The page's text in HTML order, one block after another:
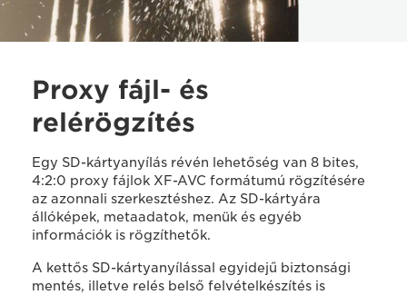
Proxy fájl- és
relérögzítés
Egy SD-kártyanyílás révén lehetőség van 8 bites,
4:2:0 proxy fájlok XF-AVC formátumú rögzítésére
az azonnali szerkesztéshez. Az SD-kártyára
állóképek, metaadatok, menük és egyéb
információk is rögzíthetők.
A kettős SD-kártyanyílással egyidejű biztonsági
mentés, illetve relés belső felvételkészítés is